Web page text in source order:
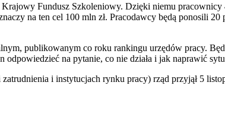
Fundusz Szkoleniowy. Dzięki niemu
na ten cel 100 mln zł. Pracodawcy będą ponosili
publikowanym co roku rankingu urzędów pracy.
odpowiedzieć na pytanie, co nie działa i jak naprawić
i instytucjach rynku pracy) rząd przyjął 5